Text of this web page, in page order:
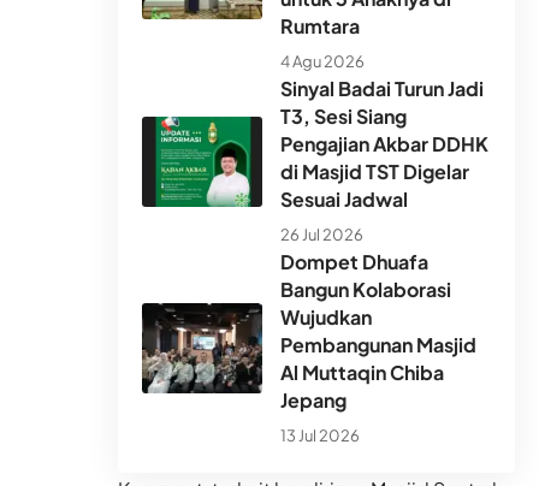
Rumtara
4 Agu 2026
Sinyal Badai Turun Jadi
T3, Sesi Siang
Pengajian Akbar DDHK
di Masjid TST Digelar
Sesuai Jadwal
26 Jul 2026
Dompet Dhuafa
Bangun Kolaborasi
Wujudkan
Pembangunan Masjid
Al Muttaqin Chiba
Jepang
13 Jul 2026